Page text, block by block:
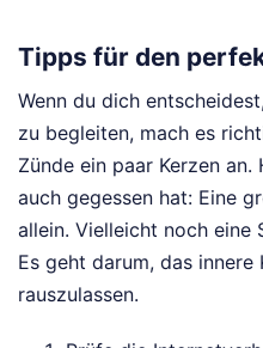
Tipps für den
Wenn du dich
zu begleiten, mach es
Zünde ein paar Kerzen
auch gegessen hat: Eine
allein. Vielleicht noch eine
Es geht darum, das
rauszulassen.